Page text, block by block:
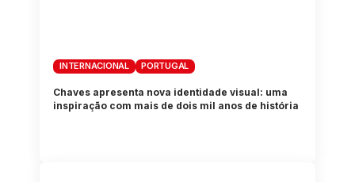
INTERNACIONAL PORTUGAL
Chaves apresenta nova identidade visual: uma
inspiração com mais de dois mil anos de história